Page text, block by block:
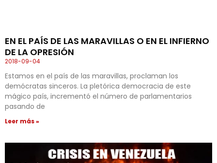
EN EL PAÍS DE LAS MARAVILLAS O EN EL INFIERNO
DE LA OPRESIÓN
2018-09-04
Estamos en el país de las maravillas, proclaman los
demócratas sinceros. La pletórica democracia de este
mágico país, incrementó el número de parlamentarios
pasando de
Leer más »